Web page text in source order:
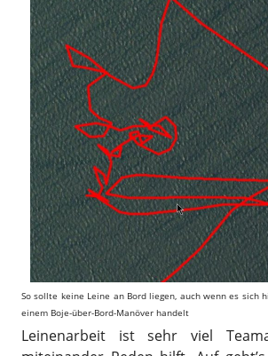
So sollte keine Leine an Bord liegen, auch wenn es sich
einem Boje-über-Bord-Manöver handelt
Leinenarbeit ist sehr viel